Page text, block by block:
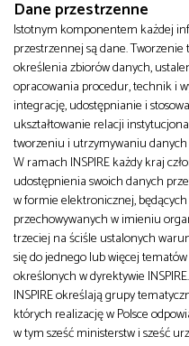
Dane przestrzenne
Istotnym komponentem każdej
przestrzennej są dane.
określenia zbiorów danych,
opracowania procedur, technik i
integrację, udostępnianie i
ukształtowanie relacji
tworzeniu i utrzymywaniu
W ramach INSPIRE każdy kraj
udostępnienia swoich danych
w formie elektronicznej,
przechowywanych w imieniu
trzeciej na ściśle ustalonych
się do jednego lub więcej
określonych w dyrektywie
INSPIRE określają grupy
których realizację w Polsce
w tym sześć ministerstw i sześć